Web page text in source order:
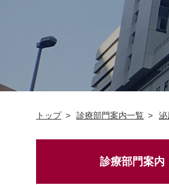
トップ 診療部門案内一覧 泌
診療部門案内